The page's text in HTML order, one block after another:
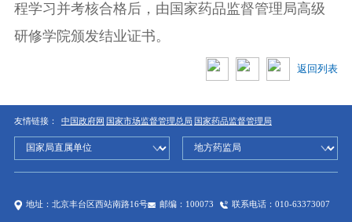
程学习并考核合格后，由国家药品监督管理局高级
研修学院颁发结业证书。
返回列表
友情链接： 中国政府网 国家市场监督管理总局 国家药品监督管理局
地址：北京丰台区西站南路16号 联系电话：010-63373007
邮编：100073